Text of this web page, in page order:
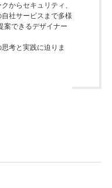
からセキュリティ、
社サービスまで多様
案できるデザイナー
考と実践に迫りま